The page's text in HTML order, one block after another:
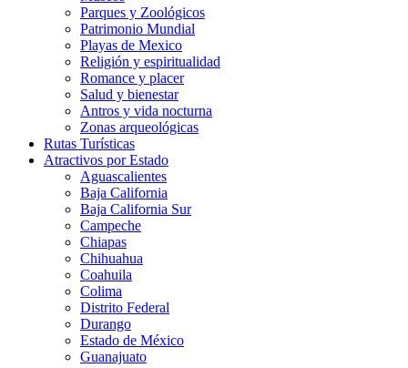
Parques y Zoológicos
Patrimonio Mundial
Playas de Mexico
Religión y espiritualidad
Romance y placer
Salud y bienestar
Antros y vida nocturna
Zonas arqueológicas
Rutas Turísticas
Atractivos por Estado
Aguascalientes
Baja California
Baja California Sur
Campeche
Chiapas
Chihuahua
Coahuila
Colima
Distrito Federal
Durango
Estado de México
Guanajuato